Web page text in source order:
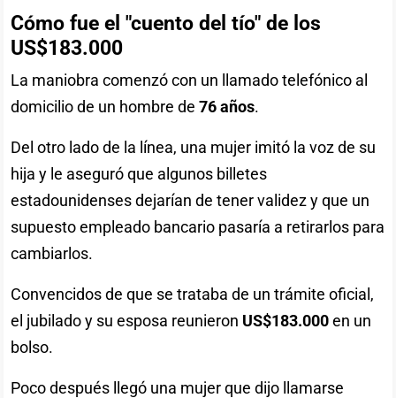
Cómo fue el "cuento del tío" de los
US$183.000
La maniobra comenzó con un llamado telefónico al
domicilio de un hombre de76 años.
Del otro lado de la línea, una mujer imitó la voz de su
hija y le aseguró que algunos billetes
estadounidenses dejarían de tener validez y que un
supuesto empleado bancario pasaría a retirarlos para
cambiarlos.
Convencidos de que se trataba de un trámite oficial,
el jubilado y su esposa reunieron US$183.000en un
bolso.
Poco después llegó una mujer que dijo llamarse